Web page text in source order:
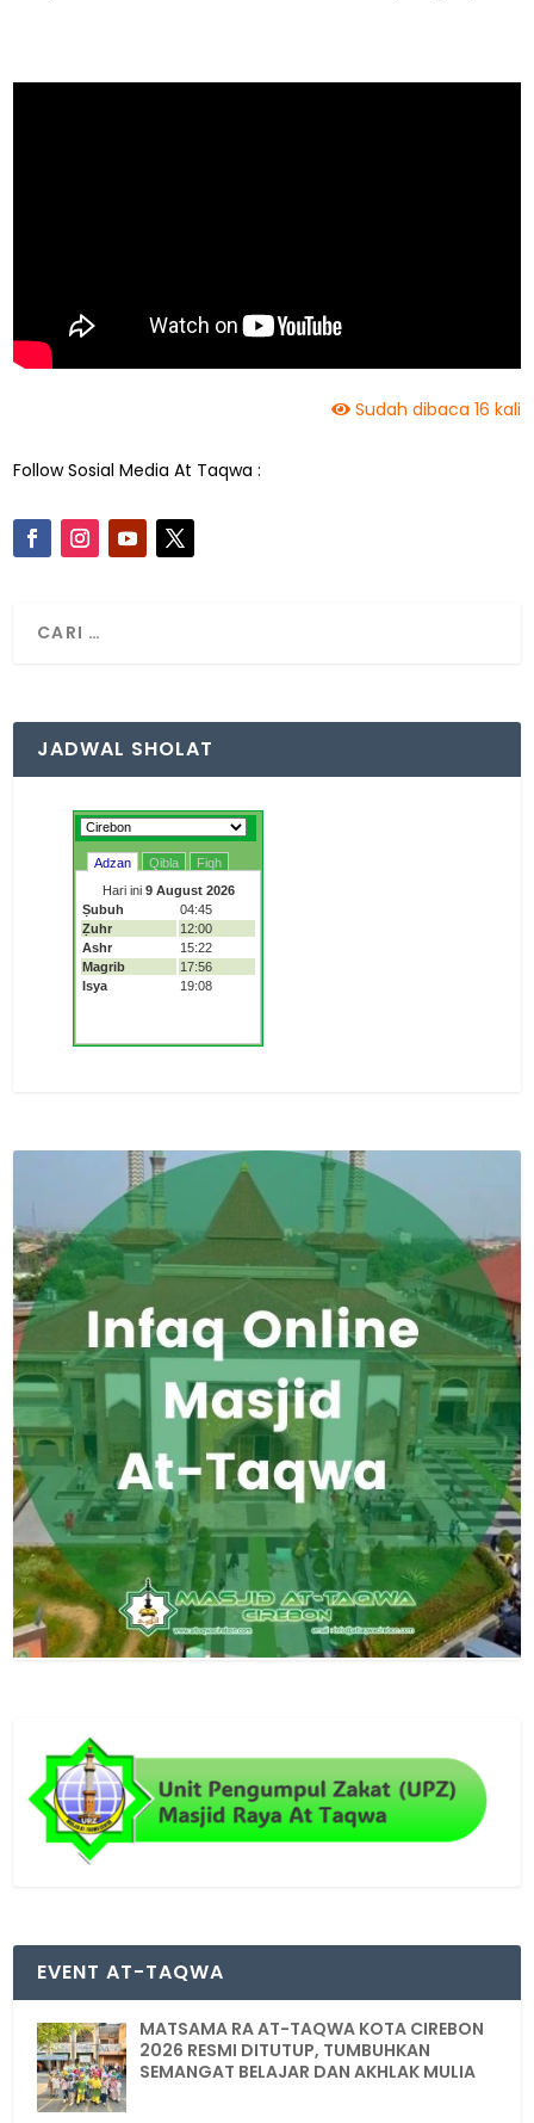
Sudah dibaca 16 kali
Follow Sosial Media At Taqwa :
JADWAL SHOLAT
EVENT AT-TAQWA
MATSAMA RA AT-TAQWA KOTA CIREBON
2026 RESMI DITUTUP, TUMBUHKAN
SEMANGAT BELAJAR DAN AKHLAK MULIA